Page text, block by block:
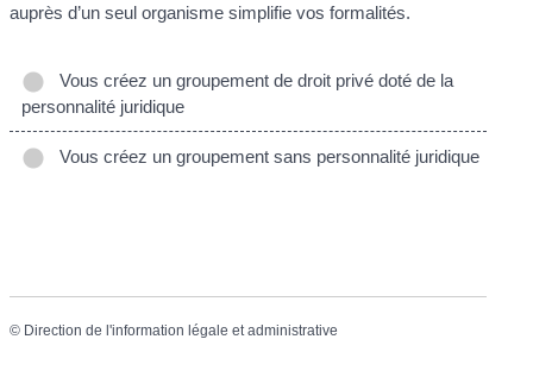
auprès d’un seul organisme simplifie vos formalités.
Vous créez un groupement de droit privé doté de la
personnalité juridique
Vous créez un groupement sans personnalité juridique
© Direction de l'information légale et administrative